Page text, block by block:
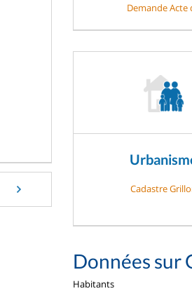
Demande Acte
Cadastre
Données sur
Habitants